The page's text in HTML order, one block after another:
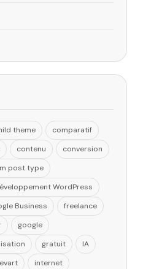
theme
comparatif
contenu
conversion
post type
WordPress
Business
freelance
google
gratuit
IA
internet